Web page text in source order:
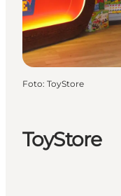
ToyStore
Foto: ToyStore